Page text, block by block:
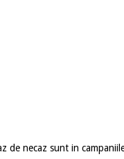
de necaz sunt in